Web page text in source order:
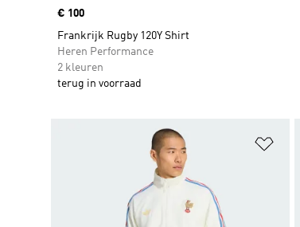
Price
€ 100
Frankrijk Rugby 120Y Shirt
Heren Performance
2 kleuren
terug in voorraad